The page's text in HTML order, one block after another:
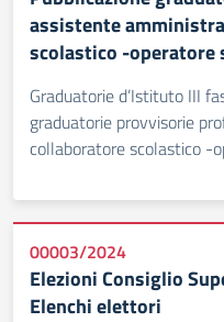
assistente
scolastico -operatore
Graduatorie d’Istituto III
graduatorie provvisorie
collaboratore scolastico -
00003/2024
Elezioni Consiglio
Elenchi elettori